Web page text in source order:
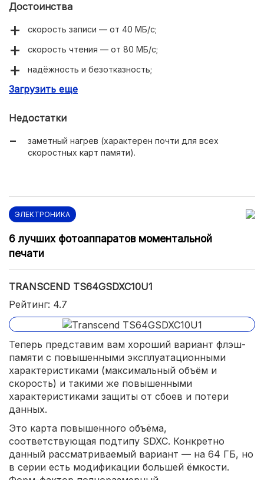
Достоинства
скорость записи — от 40 МБ/с;
скорость чтения — от 80 МБ/с;
надёжность и безотказность;
базовая защита корпуса;
Загрузить еще
Недостатки
заметный нагрев (характерен почти для всех
скоростных карт памяти).
ЭЛЕКТРОНИКА
6 лучших фотоаппаратов моментальной
печати
TRANSCEND TS64GSDXC10U1
Рейтинг: 4.7
Теперь представим вам хороший вариант флэш-
памяти с повышенными эксплуатационными
характеристиками (максимальный объём и
скорость) и такими же повышенными
характеристиками защиты от сбоев и потери
данных.
Это карта повышенного объёма,
соответствующая подтипу SDXC. Конкретно
данный рассматриваемый вариант — на 64 ГБ, но
в серии есть модификации большей ёмкости.